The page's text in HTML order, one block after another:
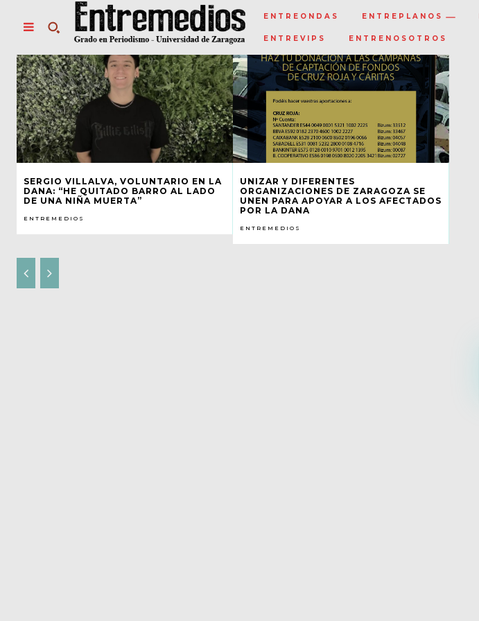
ENTREONDAS ENTREPLANOS
ENTREVIPS ENTRENOSOTROS
SERGIO VILLALVA, VOLUNTARIO EN LA
DANA: “HE QUITADO BARRO AL LADO
DE UNA NIÑA MUERTA”
ENTREMEDIOS
UNIZAR Y DIFERENTES
ORGANIZACIONES DE ZARAGOZA SE
UNEN PARA APOYAR A LOS AFECTADOS
POR LA DANA
ENTREMEDIOS